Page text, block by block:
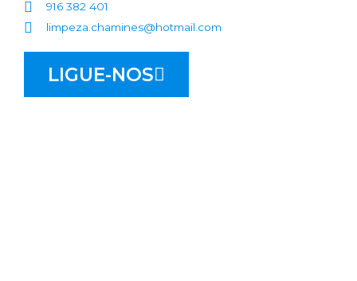
916 382 401
limpeza.chamines@hotmail.com
LIGUE-NOS